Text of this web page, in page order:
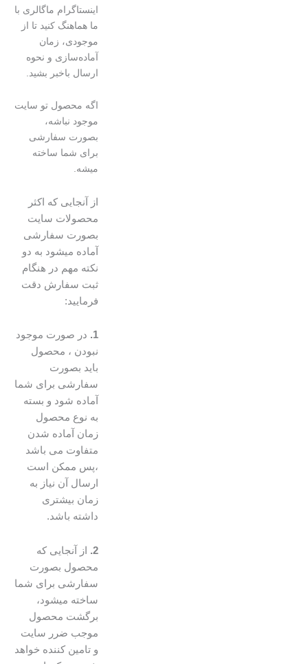
اینستاگرام ماگالری با
ما هماهنگ کنید تا از
موجودی، زمان
آماده‌سازی و نحوه
ارسال باخبر بشید.
اگه محصول تو سایت
موجود نباشه،
بصورت سفارشی
برای شما ساخته
از آنجایی که اکثر
محصولات سایت
بصورت سفارشی
آماده میشود به دو
نکته مهم در هنگام
ثبت سفارش دقت
فرمایید:
در صورت موجود
نبودن ، محصول
باید بصورت
سفارشی برای شما
آماده شود و بسته
به نوع محصول
زمان آماده شدن
متفاوت می باشد
،پس ممکن است
ارسال آن نیاز به
زمان بیشتری
داشته باشد.
از آنجایی که
محصول بصورت
سفارشی برای شما
ساخته میشود،
برگشت محصول
موجب ضرر سایت
و تامین کننده خواهد